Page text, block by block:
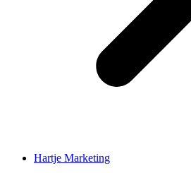
Hartje Marketing